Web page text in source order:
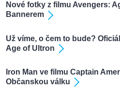
Nové fotky z filmu Avengers:
Bannerem
Už víme, o čem to bude?
Age of Ultron
Iron Man ve filmu Captain
Občanskou válku